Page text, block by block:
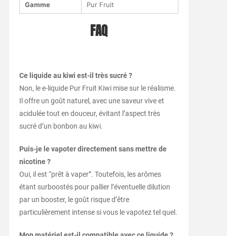
Gamme Pur Fruit
FAQ
Ce liquide au kiwi est-il très sucré ?
Non, le e-liquide Pur Fruit Kiwi mise sur le réalisme.
Il offre un goût naturel, avec une saveur vive et
acidulée tout en douceur, évitant l’aspect très
sucré d’un bonbon au kiwi.
Puis-je le vapoter directement sans mettre de
nicotine ?
Oui, il est “prêt à vaper”. Toutefois, les arômes
étant surboostés pour pallier l’éventuelle dilution
par un booster, le goût risque d’être
particulièrement intense si vous le vapotez tel quel.